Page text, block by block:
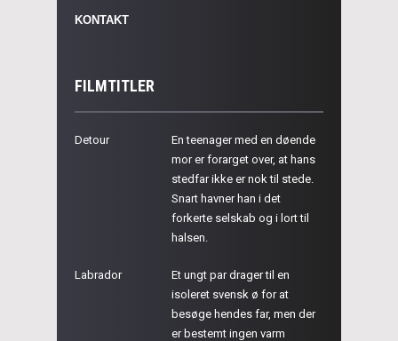
KONTAKT
FILMTITLER
Detour
En teenager med en døende
mor er forarget over, at hans
stedfar ikke er nok til stede.
Snart havner han i det
forkerte selskab og i lort til
halsen.
Labrador
Et ungt par drager til en
isoleret svensk ø for at
besøge hendes far, men der
er bestemt ingen varm